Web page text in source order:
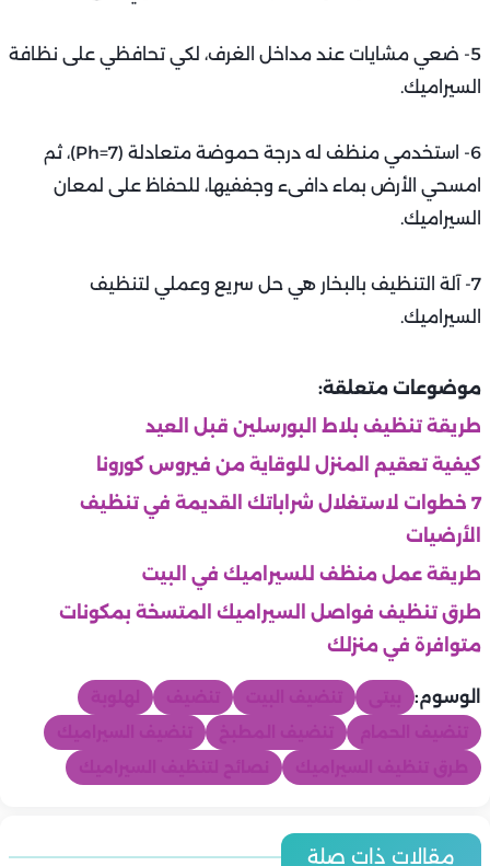
5- ضعي مشايات عند مداخل الغرف، لكي تحافظي على نظافة
السيراميك.
6- استخدمي منظف له درجة حموضة متعادلة (Ph=7)، ثم
امسحي الأرض بماء دافىء وجففيها، للحفاظ على لمعان
السيراميك.
7- آلة التنظيف بالبخار هي حل سريع وعملي لتنظيف
السيراميك.
موضوعات متعلقة:
طريقة تنظيف بلاط البورسلين قبل العيد
كيفية تعقيم المنزل للوقاية من فيروس كورونا
7 خطوات لاستغلال شراباتك القديمة في تنظيف
الأرضيات
طريقة عمل منظف للسيراميك في البيت
طرق تنظيف فواصل السيراميك المتسخة بمكونات
متوافرة في منزلك
الوسوم:
مقالات ذات صلة
بيتى
بيتى